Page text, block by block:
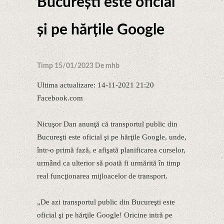
şi pe hărţile Google
Timp 15/01/2023 De mhb
Ultima actualizare: 14-11-2021 21:20
Facebook.com
Nicuşor Dan anunţă că transportul public din
Bucureşti este oficial şi pe hărţile Google, unde,
într-o primă fază, e afişată planificarea curselor,
urmând ca ulterior să poată fi urmărită în timp
real funcţionarea mijloacelor de transport.
„De azi transportul public din Bucureşti este
oficial şi pe hărţile Google! Oricine intră pe